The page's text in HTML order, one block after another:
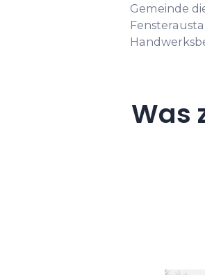
Gemeinde
Was